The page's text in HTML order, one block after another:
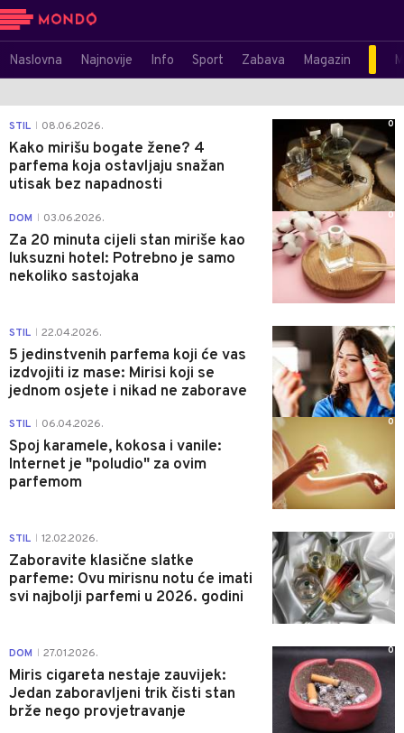
Naslovna Najnovije Info Sport Zabava Magazin
STIL 08.06.2026.
Kako mirišu bogate žene? 4
parfema koja ostavljaju snažan
utisak bez napadnosti
0
DOM 03.06.2026.
Za 20 minuta cijeli stan miriše kao
luksuzni hotel: Potrebno je samo
nekoliko sastojaka
0
STIL 22.04.2026.
5 jedinstvenih parfema koji će vas
izdvojiti iz mase: Mirisi koji se
jednom osjete i nikad ne zaborave
0
STIL 06.04.2026.
Spoj karamele, kokosa i vanile:
Internet je "poludio" za ovim
parfemom
0
STIL 12.02.2026.
Zaboravite klasične slatke
parfeme: Ovu mirisnu notu će imati
svi najbolji parfemi u 2026. godini
0
DOM 27.01.2026.
Miris cigareta nestaje zauvijek:
Jedan zaboravljeni trik čisti stan
brže nego provjetravanje
0